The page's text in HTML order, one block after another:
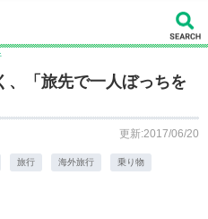
、「旅先で一人ぼっちを
更新:2017/06/20
旅行 海外旅行 乗り物